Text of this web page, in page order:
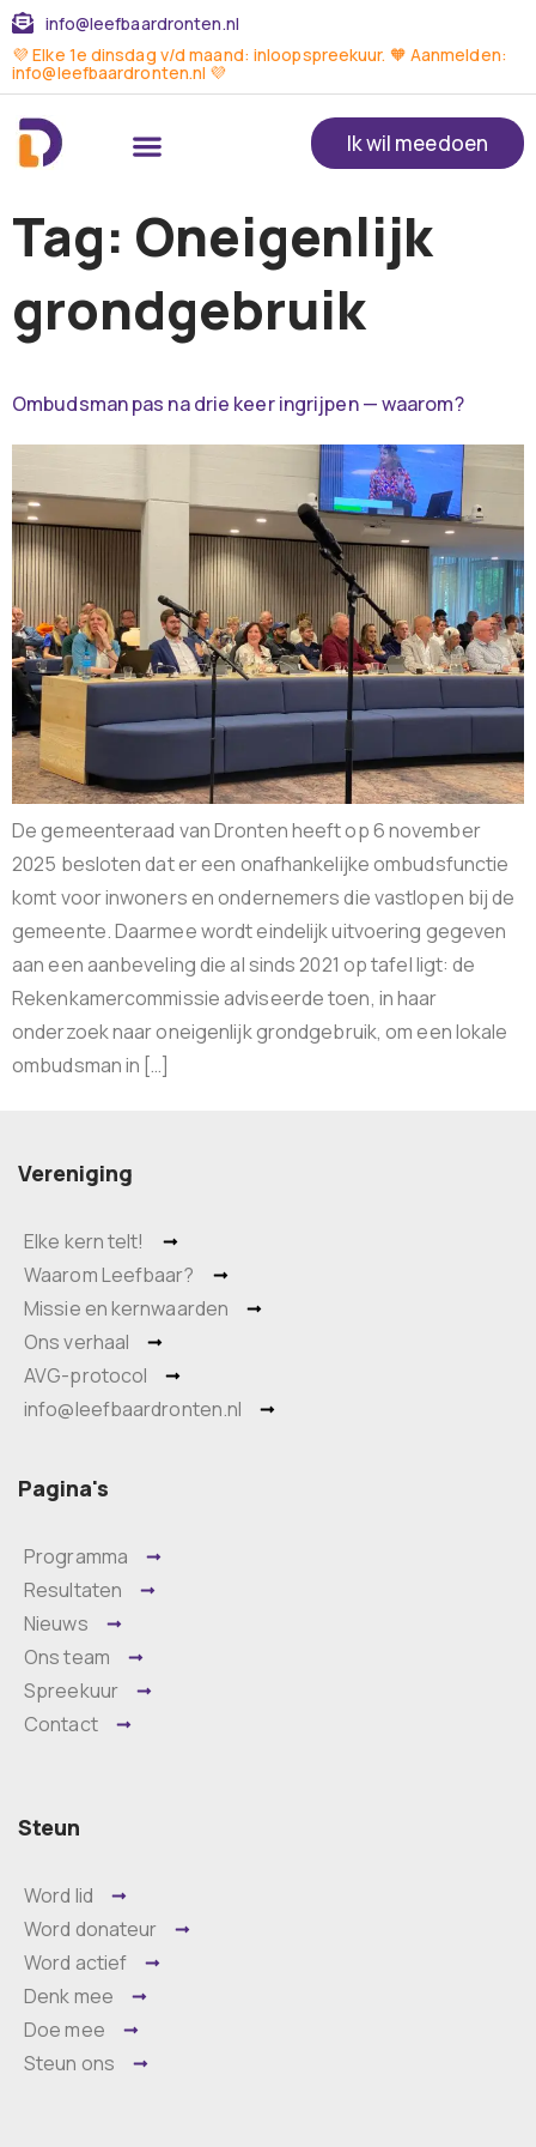
info@leefbaardronten.nl
💜 Elke 1e dinsdag v/d maand: inloopspreekuur. 🧡 Aanmelden:
info@leefbaardronten.nl 💜
Ik wil meedoen
Tag: Oneigenlijk
grondgebruik
Ombudsman pas na drie keer ingrijpen — waarom?
De gemeenteraad van Dronten heeft op 6 november
2025 besloten dat er een onafhankelijke ombudsfunctie
komt voor inwoners en ondernemers die vastlopen bij de
gemeente. Daarmee wordt eindelijk uitvoering gegeven
aan een aanbeveling die al sinds 2021 op tafel ligt: de
Rekenkamercommissie adviseerde toen, in haar
onderzoek naar oneigenlijk grondgebruik, om een lokale
ombudsman in […]
Vereniging
Elke kern telt!
Waarom Leefbaar?
Missie en kernwaarden
Ons verhaal
AVG-protocol
info@leefbaardronten.nl
Pagina's
Programma
Resultaten
Nieuws
Ons team
Spreekuur
Contact
Steun
Word lid
Word donateur
Word actief
Denk mee
Doe mee
Steun ons